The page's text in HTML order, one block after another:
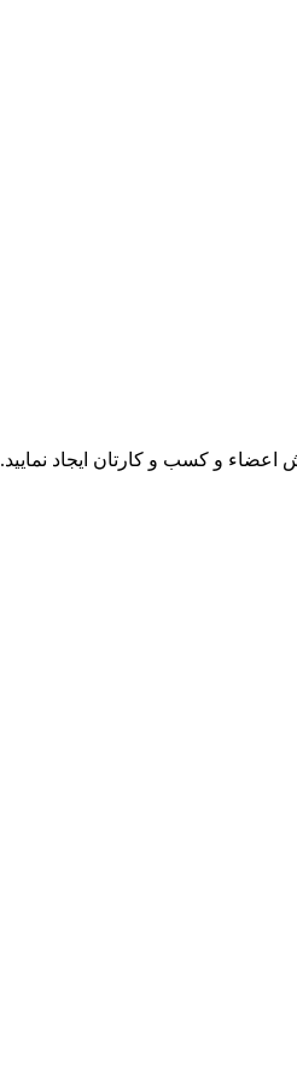
اعضاء و کسب و کارتان ایجاد نمایید.